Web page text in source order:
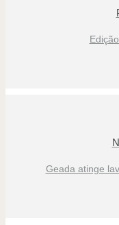
Geada atinge